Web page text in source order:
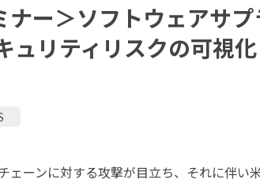
ナー＞ソフトウェアサ
ュリティリスクの可視
ェーンに対する攻撃が目立ち、それに伴い